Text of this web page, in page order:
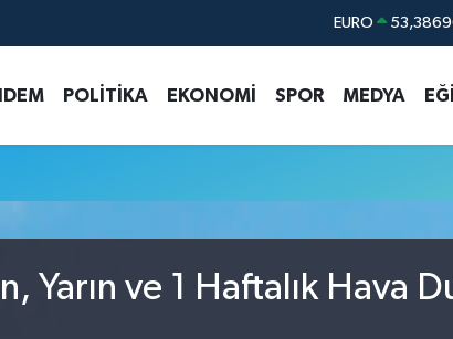
EURO
G.ALTIN
BİST100
POLİTİKA EKONOMİ SPOR MEDYA
Yarın ve 1 Haftalık Hava